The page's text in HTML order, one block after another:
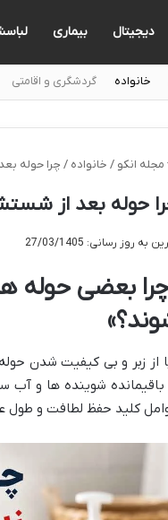
دیجیتال بیماری
خانواده گردشگری و اقامتی
مجله انکو / خانواده / چرا حوله بعد از
حوله بعد از شستشو زبر
به روز رسانی: 27/03/1405
بعضی حوله
از زبر و بی کیفیت شدن
باقیمانده شوینده ها و
کلید حفظ لطافت و